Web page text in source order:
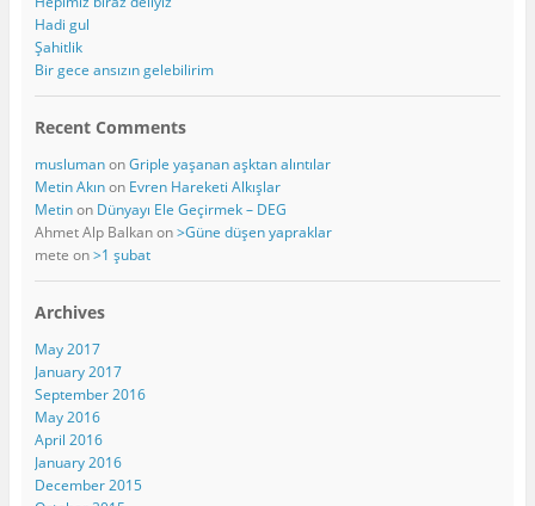
Hadi gul
Şahitlik
Bir gece ansızın gelebilirim
Recent Comments
muslumanonGriple yaşanan aşktan alıntılar
Metin Akınon Evren Hareketi Alkışlar
Metinon Dünyayı Ele Geçirmek – DEG
Ahmet Alp Balkanon>Güne düşen yapraklar
mete on>1 şubat
Archives
May 2017
January 2017
September 2016
May 2016
April 2016
January 2016
December 2015